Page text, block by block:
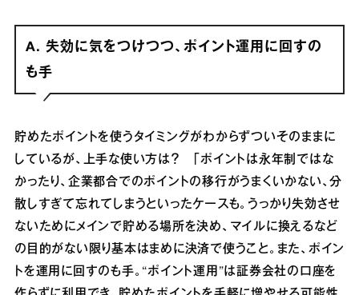
A. 失効に気をつけつつ、ポイント運用に回すの
も手
貯めたポイントを使うタイミングがわからずついそのままに
しているが、上手な使い方は？ 「ポイントは永年制ではな
かったり、企業都合でのポイントの移行がうまくいかない、分
散しすぎて忘れてしまうといったケースも。うっかり失効させ
ないためにメインで貯める場所を決め、マイルに換えるなど
の目的がない限り基本はまめに決済で使うこと。また、ポイン
トを運用に回すのも手。“ポイント運用”は証券会社の口座を